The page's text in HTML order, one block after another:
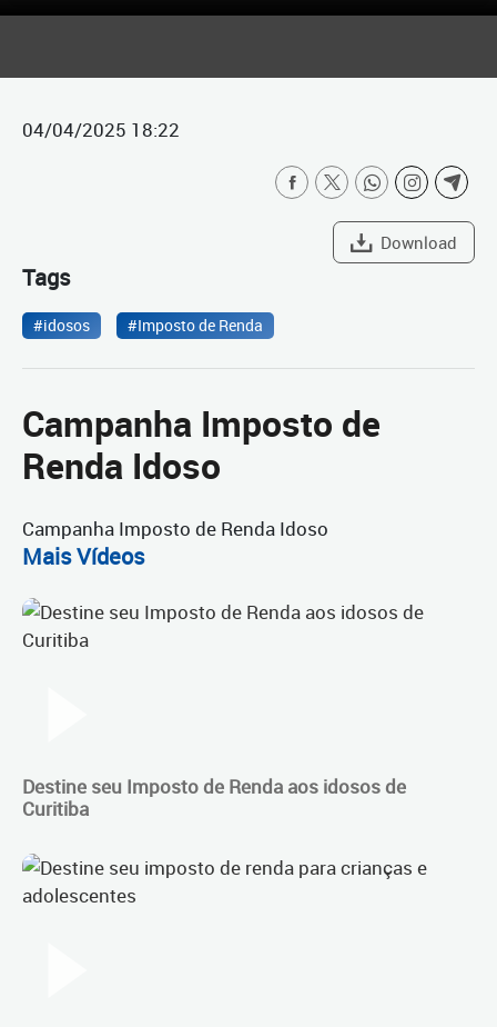
04/04/2025 18:22
Download
Tags
#idosos #Imposto de Renda
Campanha Imposto de
Renda Idoso
Campanha Imposto de Renda Idoso
Mais Vídeos
Destine seu Imposto de Renda aos idosos de
Curitiba